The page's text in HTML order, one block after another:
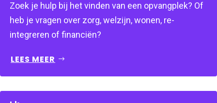
Zoek je hulp bij het vinden van een opvangplek? Of
heb je vragen over zorg, welzijn, wonen, re-
integreren of financiën?
LEES MEER